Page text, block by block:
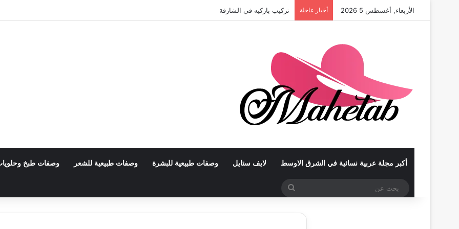
الأربعاء, أغسطس 5 2026 أخبار عاجلة تركيب باركيه في أبوظبي
أكبر مجلة عربية نسائية في الشرق الاوسط لايف ستايل وصفات طبيعية للبشرة وصفات طبيعية للشعر وصفات طبخ
بحث